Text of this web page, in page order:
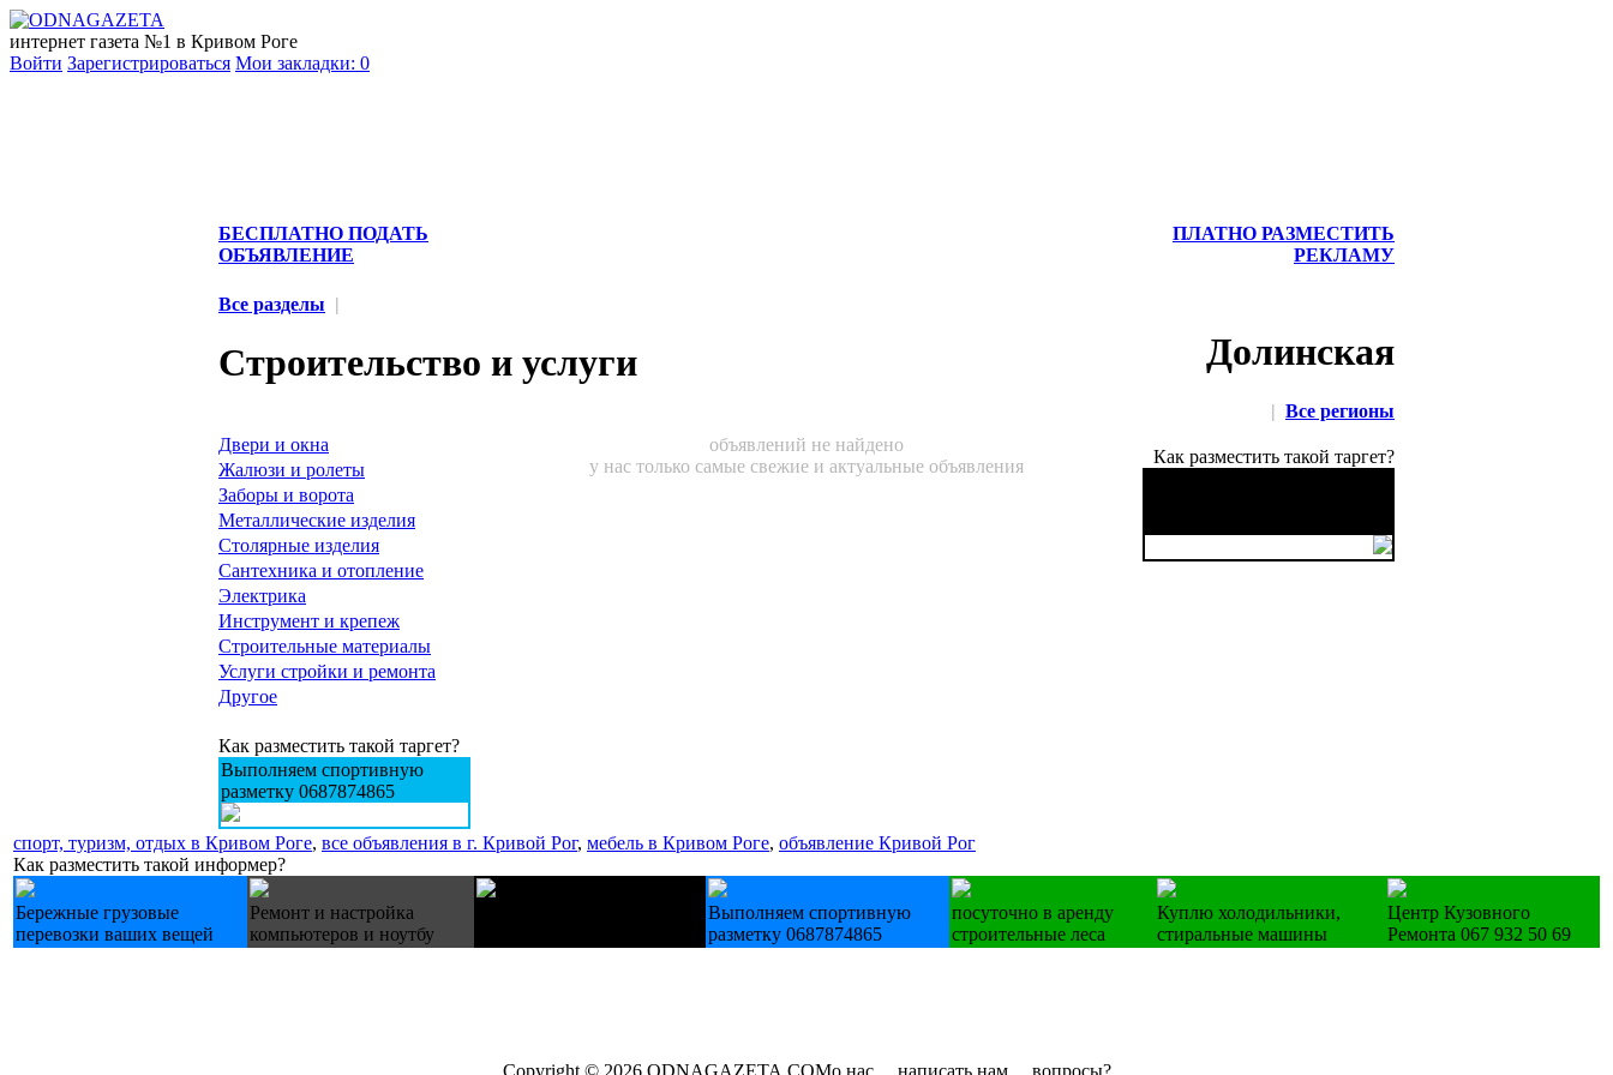
интернет газета №1 в Кривом Роге
Войти Зарегистрироваться Мои закладки: 0
БЕСПЛАТНО ПОДАТЬ
ОБЪЯВЛЕНИЕ
ПЛАТНО РАЗМЕСТИТЬ
РЕКЛАМУ
Все разделы |
Строительство и услуги Долинская
| Все регионы
Двери и окна
Жалюзи и ролеты
Заборы и ворота
Металлические изделия
Столярные изделия
Сантехника и отопление
Электрика
Инструмент и крепеж
Строительные материалы
Услуги стройки и ремонта
Другое
Как разместить такой таргет?
Выполняем спортивную
разметку 0687874865
объявлений не найдено
у нас только самые свежие и актуальные объявления
Как разместить такой таргет?
спорт, туризм, отдых в Кривом Роге, все объявления в г. Кривой Рог, мебель в Кривом Роге, объявление Кривой Рог
Как разместить такой информер?
Бережные грузовые
перевозки ваших вещей
Ремонт и настройка
компьютеров и ноутбу
Выполняем спортивную
разметку 0687874865
посуточно в аренду
строительные леса
Куплю холодильники,
стиральные машины
Центр Кузовного
Ремонта 067 932 50 69
Copyright © 2026 ODNAGAZETA.COMо нас написать нам вопросы?